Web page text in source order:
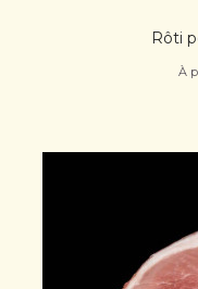
Rôti
À